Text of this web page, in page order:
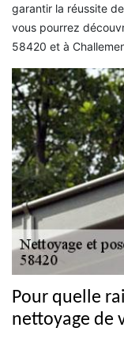
garantir la réussite
vous pourrez
58420 et à
Pour quelle
nettoyage de